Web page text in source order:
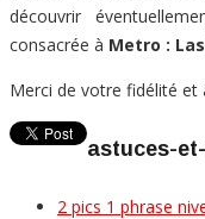
découvrir
consacrée à Metro :
Merci de votre fidélité et
astuces-
2 pics 1 phrase